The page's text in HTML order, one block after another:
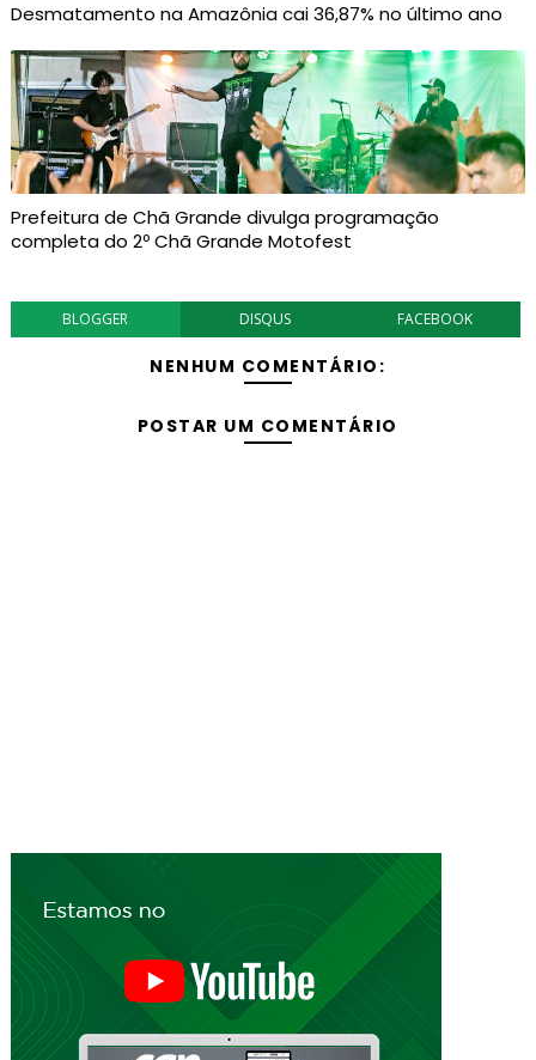
Desmatamento na Amazônia cai 36,87% no último ano
Prefeitura de Chã Grande divulga programação
completa do 2º Chã Grande Motofest
BLOGGER DISQUS FACEBOOK
NENHUM COMENTÁRIO:
POSTAR UM COMENTÁRIO